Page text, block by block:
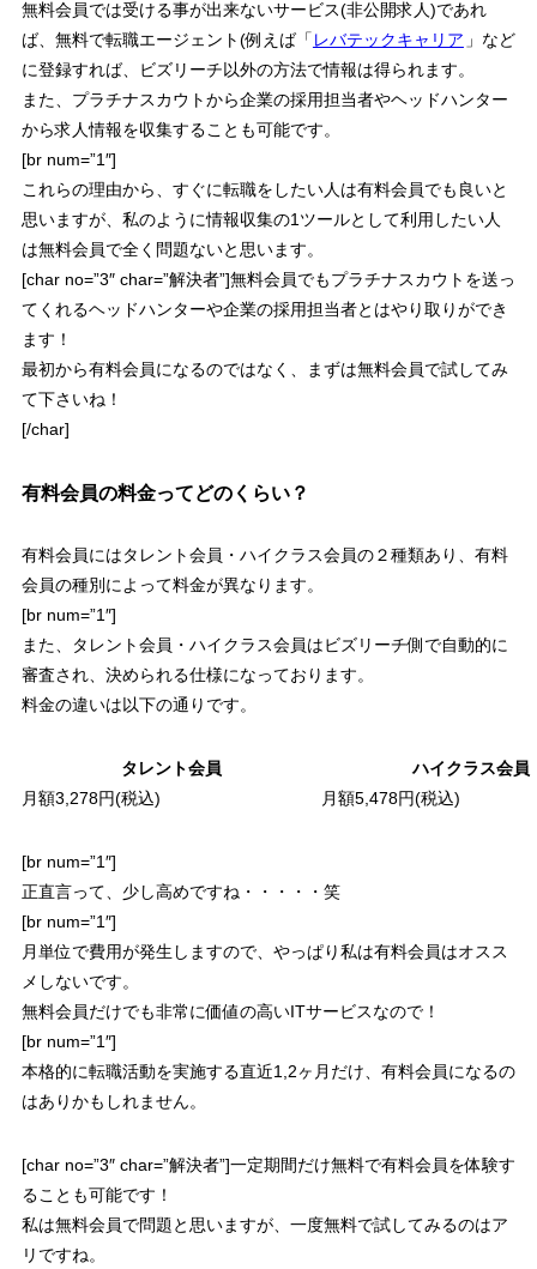
無料会員では受ける事が出来ないサービス(非公開求人)であれ
ば、無料で転職エージェント(例えば「 レバテックキャリア 」など
に登録すれば、ビズリーチ以外の方法で情報は得られます。
また、プラチナスカウトから企業の採用担当者やヘッドハンター
から求人情報を収集することも可能です。
[br num=”1″]
これらの理由から、すぐに転職をしたい人は有料会員でも良いと
思いますが、私のように情報収集の1ツールとして利用したい人
は無料会員で全く問題ないと思います。
[char no=”3″ char=”解決者”]無料会員でもプラチナスカウトを送っ
てくれるヘッドハンターや企業の採用担当者とはやり取りができ
ます！
最初から有料会員になるのではなく、まずは無料会員で試してみ
て下さいね！
[/char]
有料会員の料金ってどのくらい？
有料会員にはタレント会員・ハイクラス会員の２種類あり、有料
会員の種別によって料金が異なります。
[br num=”1″]
また、
タレント会員・ハイクラス会員はビズリーチ側で自動的に
審査され、決められる仕様になっております。
料金の違いは以下の通りです。
タレント会員
ハイクラス会員
月額3,278円(税込)
月額5,478円(税込)
[br num=”1″]
正直言って、少し高めですね・・・・・笑
[br num=”1″]
月単位で費用が発生しますので、やっぱり私は有料会員はオスス
メしないです。
無料会員だけでも非常に価値の高いITサービスなので！
[br num=”1″]
本格的に転職活動を実施する直近1,2ヶ月だけ、有料会員になるの
はありかもしれません。
[char no=”3″ char=”解決者”]一定期間だけ無料で有料会員を体験す
ることも可能です！
私は無料会員で問題と思いますが、一度無料で試してみるのはア
リですね。